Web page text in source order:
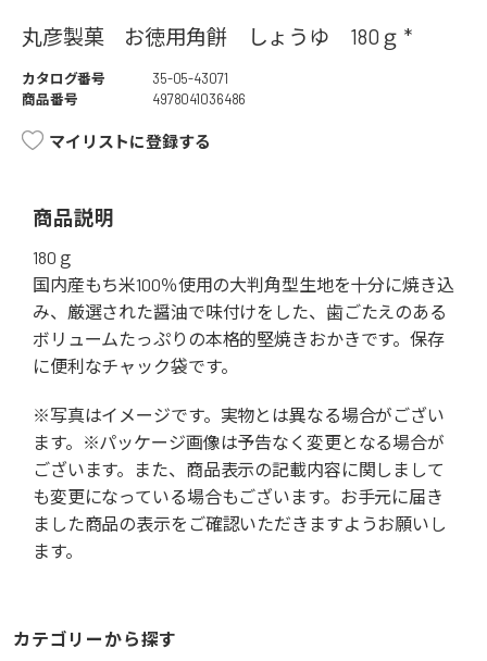
丸彦製菓 お徳用角餅 しょうゆ 180ｇ *
カタログ番号
35-05-43071
商品番号
4978041036486
マイリストに登録する
商品説明
180ｇ
国内産もち米100％使用の大判角型生地を十分に焼き込
み、厳選された醤油で味付けをした、歯ごたえのある
ボリュームたっぷりの本格的堅焼きおかきです。保存
に便利なチャック袋です。
※写真はイメージです。実物とは異なる場合がござい
ます。※パッケージ画像は予告なく変更となる場合が
ございます。また、商品表示の記載内容に関しまして
も変更になっている場合もございます。お手元に届き
ました商品の表示をご確認いただきますようお願いし
ます。
カテゴリーから探す